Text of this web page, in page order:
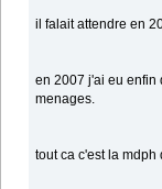
il falait attendre en
en 2007 j'ai eu enfin
menages.
tout ca c'est la mdph